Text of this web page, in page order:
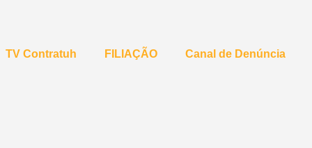
TV Contratuh FILIAÇÃO Canal de Denúncia